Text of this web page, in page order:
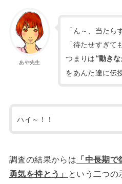
あや先生
「ん～、当たら
「待たせすぎて
つまりは“動き
をあんた達に伝
ハイ～！！
調査の結果からは 「中長期
勇気を持とう」 という二つの